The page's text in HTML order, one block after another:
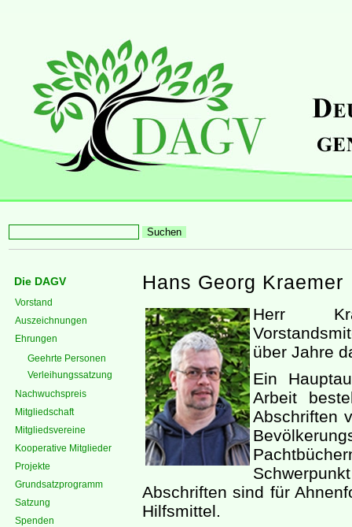
Die DAGV
Vorstand
Auszeichnungen
Ehrungen
Geehrte Personen
Verleihungssatzung
Nachwuchspreis
Mitgliedschaft
Mitgliedsvereine
Kooperative Mitglieder
Projekte
Grundsatzprogramm
Satzung
Spenden
Hans Georg Kraemer
Herr
über Jahre
Ein
Arbeit
Abschriften
Abschriften sind für
Hilfsmittel.